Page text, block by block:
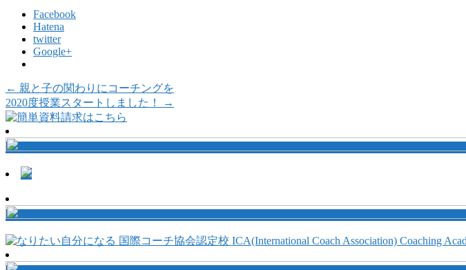
Facebook
Hatena
twitter
Google+
← 親と子の関わりにコーチングを
2020度授業スタートしました！
→